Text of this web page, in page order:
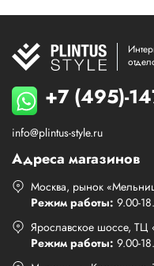
+7 (495)-
info@plintus-style.ru
Адреса магазинов
Москва, рынок
Режим работы: 9.00-
Ярославское шоссе, ТЦ
Режим работы: 9.00-